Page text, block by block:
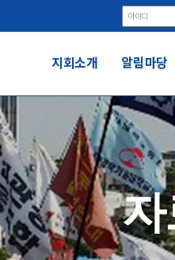
지회소개 알림마당